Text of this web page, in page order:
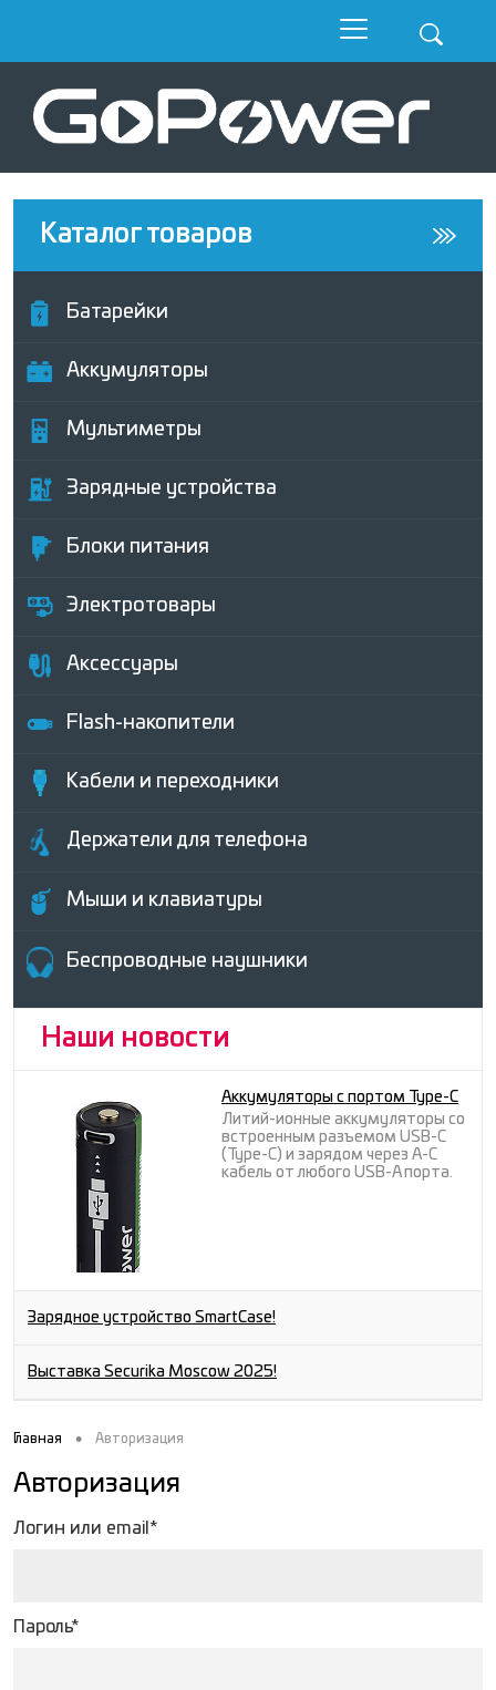
Каталог товаров
Батарейки
Аккумуляторы
Мультиметры
Зарядные устройства
Блоки питания
Электротовары
Аксессуары
Flash-накопители
Кабели и переходники
Держатели для телефона
Мыши и клавиатуры
Беcпроводные наушники
Наши новости
Аккумуляторы с портом Type-C
Литий-ионные аккумуляторы со
встроенным разъемом USB-C
(Type-C) и зарядом через A-C
кабель от любого USB-A порта.
Зарядное устройство SmartCase!
Выставка Securika Moscow 2025!
Главная • Авторизация
Авторизация
Логин или email*
Пароль*